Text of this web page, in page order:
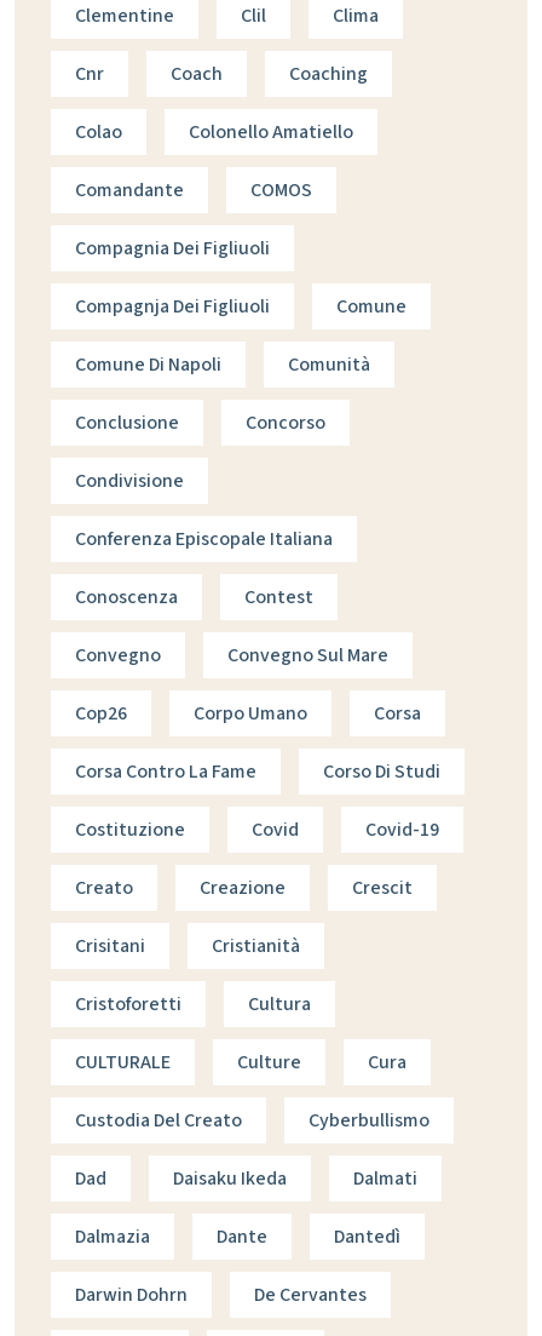
Clementine Clil Clima
Cnr Coach Coaching
Colao Colonello Amatiello
Comandante COMOS
Compagnia Dei Figliuoli
Compagnja Dei Figliuoli Comune
Comune Di Napoli Comunità
Conclusione Concorso
Condivisione
Conferenza Episcopale Italiana
Conoscenza Contest
Convegno Convegno Sul Mare
Cop26 Corpo Umano Corsa
Corsa Contro La Fame Corso Di Studi
Costituzione Covid Covid-19
Creato Creazione Crescit
Crisitani Cristianità
Cristoforetti Cultura
CULTURALE Culture Cura
Custodia Del Creato Cyberbullismo
Dad Daisaku Ikeda Dalmati
Dalmazia Dante Dantedì
Darwin Dohrn De Cervantes